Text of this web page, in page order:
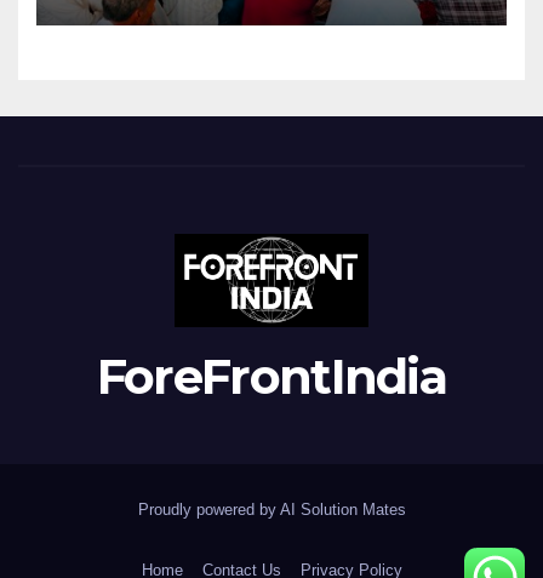
ForeFrontIndia
Proudly powered by AI Solution Mates
Home Contact Us Privacy Policy